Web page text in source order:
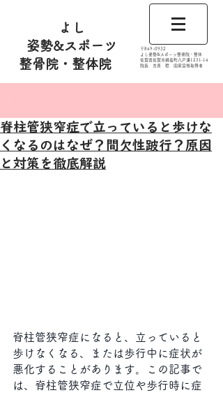
よし
姿勢&スポーツ
整骨院・整体院
​〒849-0932
よし姿勢&スポーツ整骨院・整体
佐賀県佐賀市鍋島町八戸溝1231‐14
​​院長 吉原 稔​ 国家資格取得者
脊柱管狭窄症で立っていると歩けな
くなるのはなぜ？間欠性跛行？原因
と対策を徹底解説
脊柱管狭窄症になると、立っていると
歩けなくなる、または歩行中に症状が
悪化することがあります。この記事で
は、脊柱管狭窄症で立位や歩行時に症